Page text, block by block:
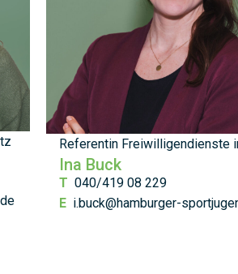
Referentin Freiwilligendienste
Ina Buck
T 040/419 08 229
E i.buck@hamburger-